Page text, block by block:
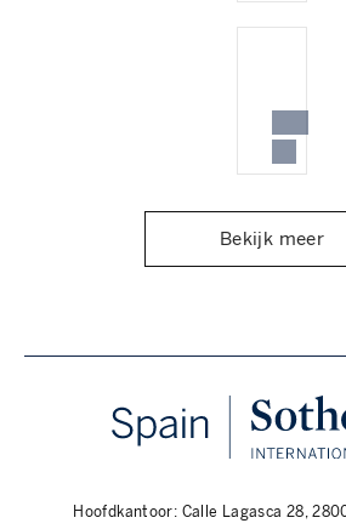
Bekijk meer
Hoofdkantoor: Calle Lagasca 28,